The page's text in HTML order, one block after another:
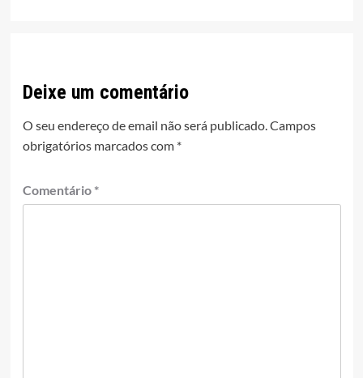
Deixe um comentário
O seu endereço de email não será publicado.Campos
obrigatórios marcados com *
Comentário *